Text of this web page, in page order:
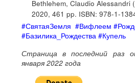
Bethlehem, Claudio Alessandri
2020, 461 pp. ISBN: 978-1-
#СвятаяЗемля #Вифлеем
#Базилика_Рождества #Купель
Страница в последний раз
января 2022 года